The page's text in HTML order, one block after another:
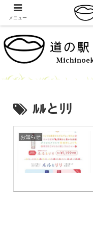
ﾙﾙとﾘﾘ
お知らせ
メニュー